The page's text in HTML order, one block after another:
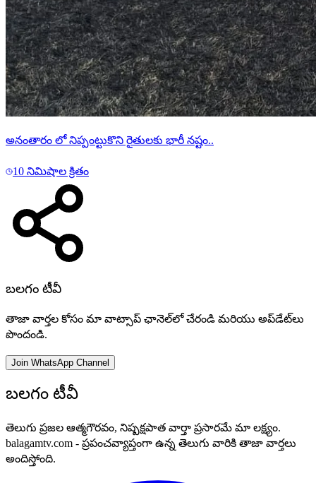
అనంతారం లో నిప్పంట్టుకొని రైతులకు భారీ నష్టం..
10 నిమిషాల క్రితం
బలగం టీవీ
తాజా వార్తల కోసం మా వాట్సాప్ ఛానెల్‌లో చేరండి మరియు అప్‌డేట్‌లు
పొందండి.
Join WhatsApp Channel
బలగం టీవీ
తెలుగు ప్రజల ఆత్మగౌరవం, నిష్పక్షపాత వార్తా ప్రసారమే మా లక్ష్యం.
balagamtv.com - ప్రపంచవ్యాప్తంగా ఉన్న తెలుగు వారికి తాజా వార్తలు
అందిస్తోంది.